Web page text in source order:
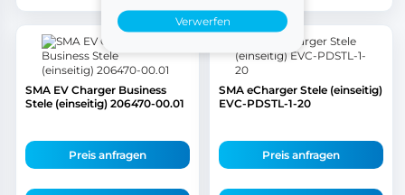
Verwerfen
SMA EV Charger Business
Stele (einseitig) 206470-00.01
Preis anfragen
SMA eCharger Stele (einseitig)
EVC-PDSTL-1-20
Preis anfragen